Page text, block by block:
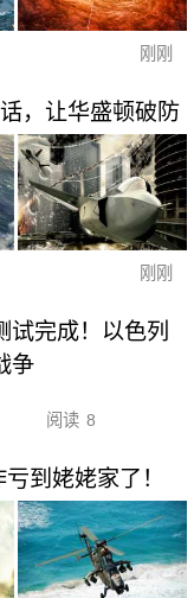
刚刚
，让华盛顿破防
刚刚
试完成！以色列
争
阅读 8
到姥姥家了！